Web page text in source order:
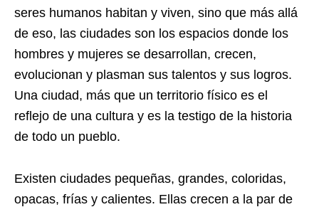
seres humanos habitan y viven, sino que más allá
de eso, las ciudades son los espacios donde los
hombres y mujeres se desarrollan, crecen,
evolucionan y plasman sus talentos y sus logros.
Una ciudad, más que un territorio físico es el
reflejo de una cultura y es la testigo de la historia
de todo un pueblo.
Existen ciudades pequeñas, grandes, coloridas,
opacas, frías y calientes. Ellas crecen a la par de